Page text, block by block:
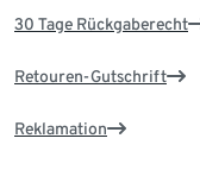
30 Tage Rückgaberecht
Retouren-Gutschrift
Reklamation